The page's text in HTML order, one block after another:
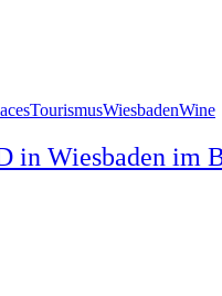
TourismusWiesbadenWine
Wiesbaden im